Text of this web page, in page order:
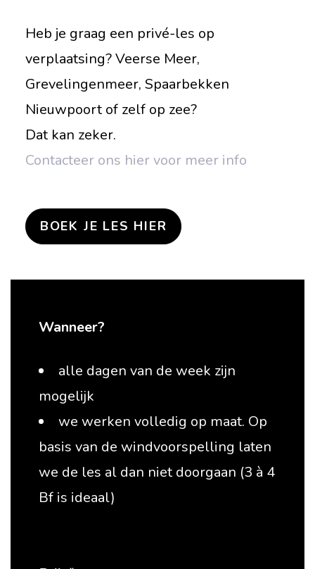
Heb je graag een privé-les op
verplaatsing? Veerse Meer,
Grevelingenmeer, Spaarbekken
Nieuwpoort of zelf op zee?
Dat kan zeker.
Contacteer ons hier voor meer info
BOEK JE LES HIER
Wanneer?
alle dagen van de week zijn
mogelijk
we werken volledig op maat. Op
basis van de windvoorspelling laten
we de les al dan niet doorgaan (3 à 4
Bf is ideaal)